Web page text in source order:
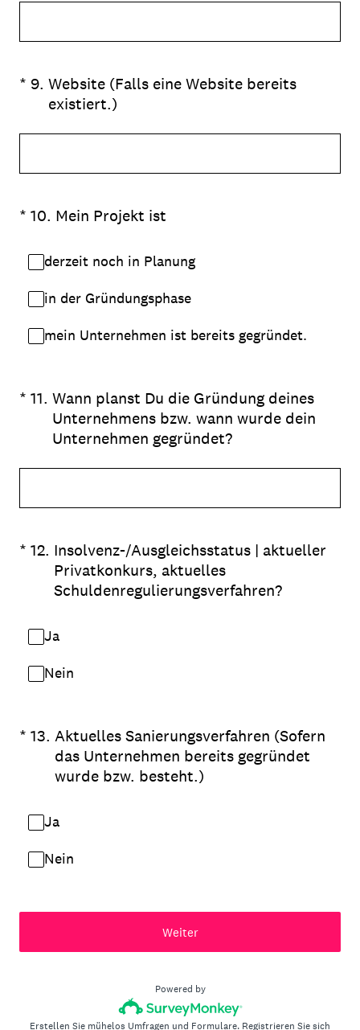
* 9. Website (Falls eine Website bereits
existiert.)
(Erforderlich.)
* 10. Mein Projekt ist
(Erforderlich.)
derzeit noch in Planung
in der Gründungsphase
mein Unternehmen ist bereits gegründet.
* 11. Wann planst Du die Gründung deines
Unternehmens bzw. wann wurde dein
Unternehmen gegründet?
(Erforderlich.)
* 12. Insolvenz-/Ausgleichsstatus | aktueller
Privatkonkurs, aktuelles
Schuldenregulierungsverfahren?
(Erforderlich.)
Ja
Nein
* 13. Aktuelles Sanierungsverfahren (Sofern
das Unternehmen bereits gegründet
wurde bzw. besteht.)
(Erforderlich.)
Ja
Nein
Weiter
Powered by
Erstellen Sie mühelos Umfragen und Formulare. Registrieren Sie sich